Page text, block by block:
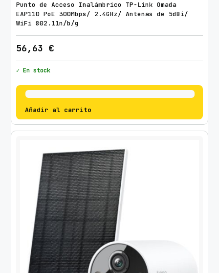
Punto de Acceso Inalámbrico TP-Link Omada
EAP110 PoE 300Mbps/ 2.4GHz/ Antenas de 5dBi/
WiFi 802.11n/b/g
56,63 €
✓ En stock
Añadir al carrito